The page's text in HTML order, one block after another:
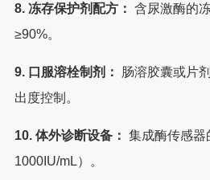
8. 冻存保护剂配方： 含尿激酶的
≥90%。
9. 口服溶栓制剂：
肠溶胶囊或片
出度控制。
10. 体外诊断设备： 集成酶传感器
1000IU/mL）。